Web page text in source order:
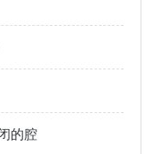
的腔